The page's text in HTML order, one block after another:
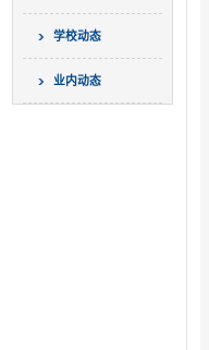
学校动态
业内动态